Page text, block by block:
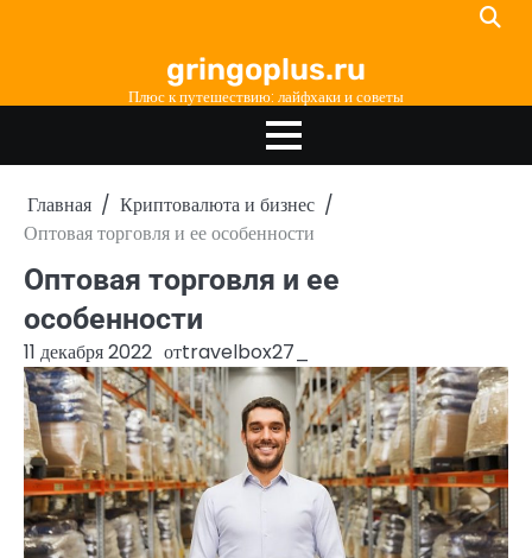
gringoplus.ru
Плюс к путешествию: лайфхаки и советы
Главная
Криптовалюта и бизнес
Оптовая торговля и ее особенности
Оптовая торговля и ее
особенности
11 декабря 2022 отtravelbox27_